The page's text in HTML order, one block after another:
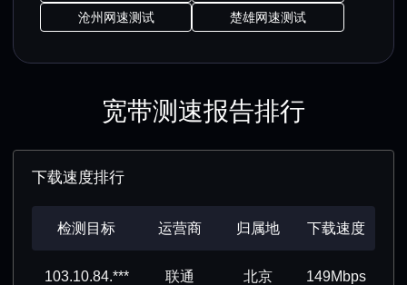
沧州网速测试
楚雄网速测试
宽带测速报告排行
下载速度排行
检测目标 运营商 归属地 下载速度
103.10.84.*** 联通 北京 149Mbps